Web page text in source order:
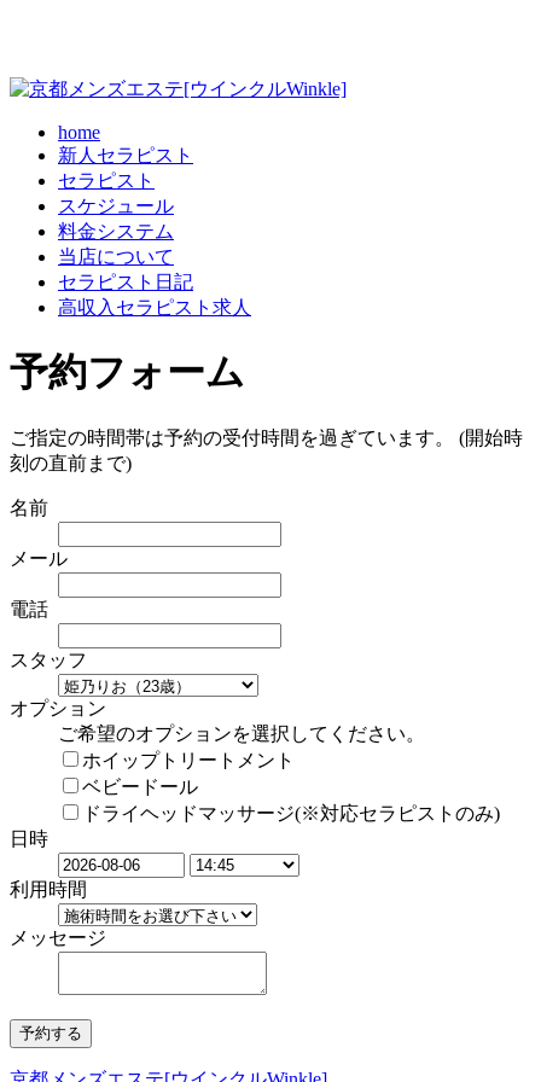
home
新人セラピスト
セラピスト
スケジュール
料金システム
当店について
セラピスト日記
高収入セラピスト求人
予約フォーム
ご指定の時間帯は予約の受付時間を過ぎています。 (開始時
刻の直前まで)
名前
メール
電話
スタッフ
オプション
ご希望のオプションを選択してください。
ホイップトリートメント
ベビードール
ドライヘッドマッサージ(※対応セラピストのみ)
日時
利用時間
メッセージ